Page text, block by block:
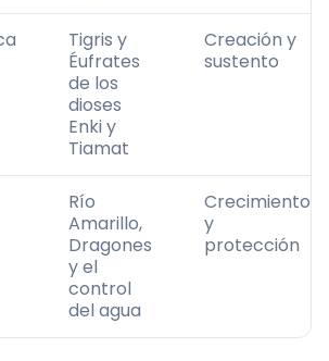
Tigris y
Éufrates
de los
dioses
Enki y
Tiamat
Creación y
sustento
Río
Amarillo,
Dragones
y el
control
del agua
Crecimiento
y
protección